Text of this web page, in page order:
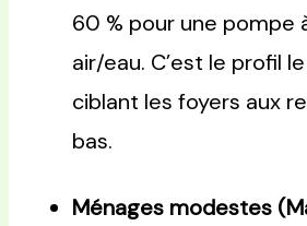
60 % pour une pompe
air/eau. C’est le profil
ciblant les foyers aux
bas.
Ménages modestes